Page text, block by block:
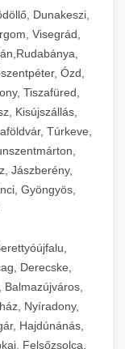
reszelési
+
és
kellékek.
catering
Dunakeszi,
Visegrád,
Ózd,
Tiszafüred,
Kisújszállás,
Túrkeve,
Jászberény,
Gyöngyös,
Derecske,
Nyíradony,
Hajdúnánás,
Felsőzsolca,